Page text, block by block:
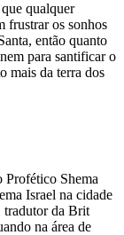
qualquer
frustrar os sonhos
então quanto
para santificar o
mais da terra dos
Shema
Israel na cidade
tradutor da Brit
na área de